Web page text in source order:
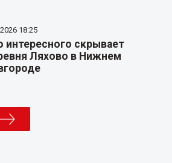
18:25
интересного скрывает
Ляхово в Нижнем